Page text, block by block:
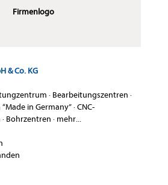
Firmenlogo
& Co. KG
· Bearbeitungszentren ·
in Germany”·CNC-
· Bohrzentren · mehr...